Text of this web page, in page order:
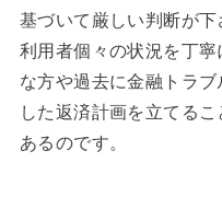
基づいて厳しい判断が
利用者個々の状況を丁
な方や過去に金融トラ
した返済計画を立てる
あるのです。